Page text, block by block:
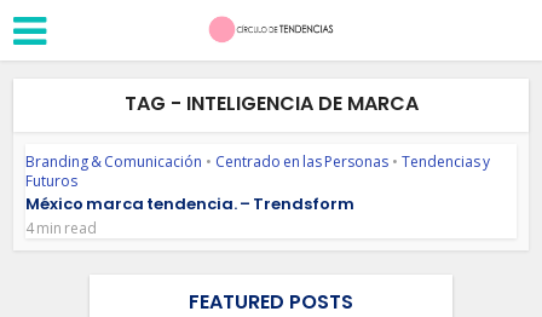
TAG - INTELIGENCIA DE MARCA
Branding & Comunicación • Centrado en las Personas • Tendencias y
Futuros
México marca tendencia. – Trendsform
4 min read
FEATURED POSTS